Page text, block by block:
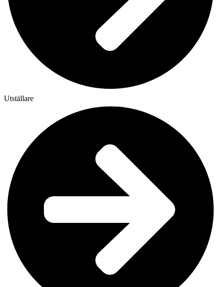
Utställare